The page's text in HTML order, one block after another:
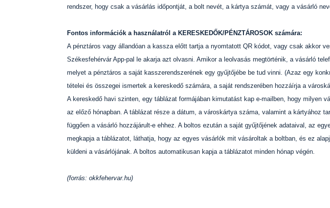
rendszer, hogy csak a vásárlás időpontját, a bolt nevét, a kártya számát, vagy a vásárló
Fontos információk a használatról a KERESKEDŐK/PÉNZTÁROSOK számára:
A pénztáros vagy állandóan a kassza előtt tartja a nyomtatott QR kódot, vagy csak akkor
Székesfehérvár App-pal le akarja azt olvasni. Amikor a leolvasás megtörténik, a vásárló
melyet a pénztáros a saját kasszerendszerének egy gyűjtőjébe be tud vinni. (Azaz egy
tételei és összegei ismertek a kereskedő számára, a saját rendszerében hozzáírja a
A kereskedő havi szinten, egy táblázat formájában kimutatást kap e-mailben, hogy milyen
az előző hónapban. A táblázat része a dátum, a városkártya száma, valamint a kártyához
függően a vásárló hozzájárult-e ehhez. A boltos ezután a saját gyűjtőjének adataival, az
megkapja a táblázatot, láthatja, hogy az egyes vásárlók mit vásároltak a boltban, és ez
küldeni a vásárlójának. A boltos automatikusan kapja a táblázatot minden hónap végén.
(forrás: okkfehervar.hu)